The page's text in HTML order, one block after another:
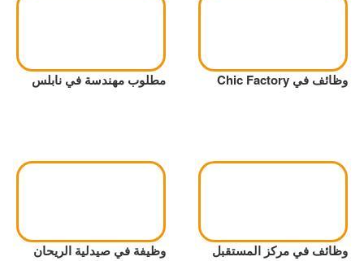
وظائف في Chic Factory مطلوب مهندسة في نابلس
وظائف في مركز المستقبل وظيفة في صيدلية الريحان